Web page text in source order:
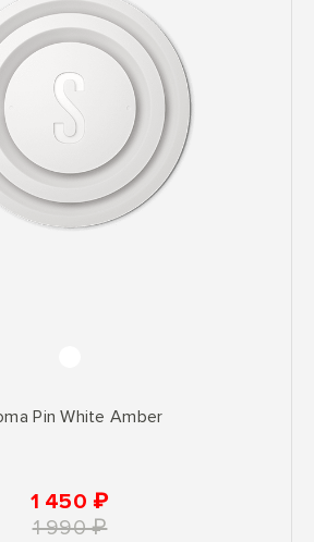
Pin White Amber
1 450 ₽
1 990 ₽